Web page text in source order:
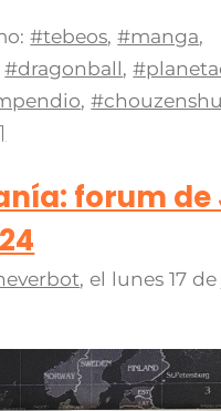
#tebeos,#manga,
#dragonball,
,
forum
, el lunes 17